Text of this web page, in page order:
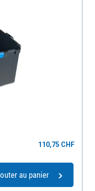
110,75 CHF
au panier